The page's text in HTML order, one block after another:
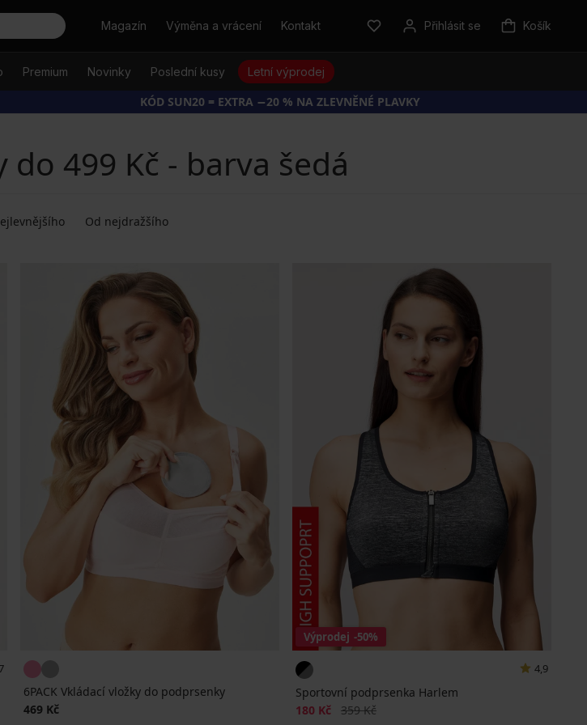
HledatMagazín Výměna a vrácení Kontakt Přihlásit se Košík
Premium Novinky Poslední kusy Letní výprodej
KÓD SUN20 = EXTRA −20 % NA ZLEVNĚNÉ PLAVKY
499 Kč - barva šedá
Od nejdražšího
6PACK Vkládací vložky do podprsenky
469 Kč
Výprodej -50%
4,9
Sportovní podprsenka Harlem
Sleva
180 Kč Původní cena
359 Kč